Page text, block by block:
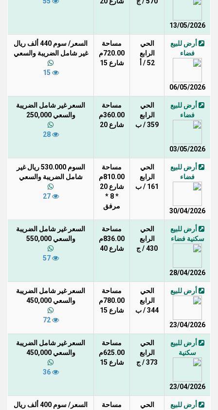
13/05/2026
أرض للبيع
فضاء
06/05/2026
الحي
الرابع
52 / أ
مساحة
720.00م
شارع 15
السعر/ سوم 440 ألف ريال
غير شامل الضريبة والسعي
أرض للبيع
فضاء
03/05/2026
الحي
الرابع
359 / ب
مساحة
360.00م
شارع 20
السعر غير شامل الضريبة
والسعي 250,000
28
أرض للبيع
فضاء
30/04/2026
الحي
الرابع
161 / ب
مساحة
810.00م
شارع 20
* 8 *
مرفق
السوم 530.000 ريال غير
شامل الضريبة والسعي
27
أرض للبيع
سكنية فضاء
28/04/2026
الحي
الرابع
430 / ج
مساحة
836.00م
شارع 40
السعر غير شامل الضريبة
والسعي 550,000
57
أرض للبيع
23/04/2026
الحي
الرابع
344 / ب
مساحة
780.00م
شارع 15
السعر غير شامل الضريبة
والسعي 450,000
72
أرض للبيع
سكنية
23/04/2026
الحي
الرابع
373 / ج
مساحة
625.00م
شارع 15
السعر غير شامل الضريبة
والسعي 450,000
36
أرض للبيع
الحي
مساحة
السعر/ سوم 400 ألف ريال